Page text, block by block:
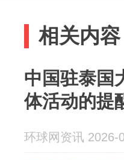
相关内容
中国驻泰国
体活动的提
环球网资讯 2026-